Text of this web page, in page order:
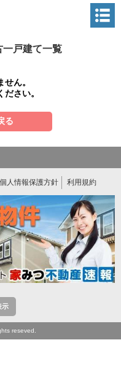
一戸建て一覧
ん。
さい。
る
個人情報保護方針 利用規約
示
reseved.